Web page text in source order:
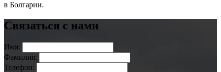
в Болгарии.
Связаться с нами
Имя:
Фамилия:
Телефон: